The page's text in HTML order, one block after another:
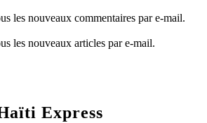
les nouveaux commentaires par e-mail.
les nouveaux articles par e-mail.
Express